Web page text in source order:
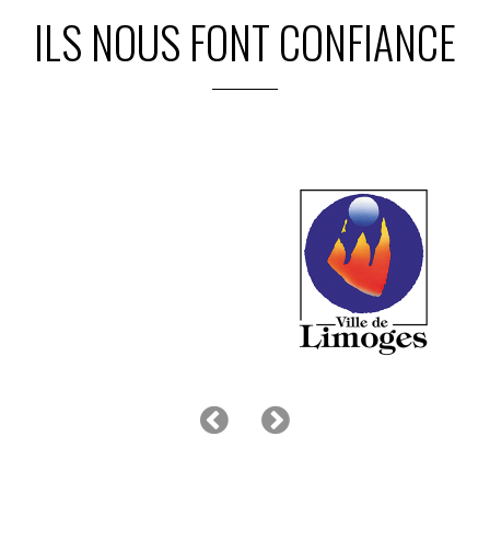
ILS NOUS FONT CONFIANCE